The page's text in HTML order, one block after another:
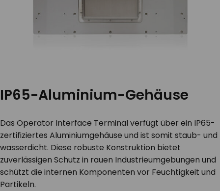
IP65-Aluminium-Gehäuse
Das Operator Interface Terminal verfügt über ein IP65-
zertifiziertes Aluminiumgehäuse und ist somit staub- und
wasserdicht. Diese robuste Konstruktion bietet
zuverlässigen Schutz in rauen Industrieumgebungen und
schützt die internen Komponenten vor Feuchtigkeit und
Partikeln.